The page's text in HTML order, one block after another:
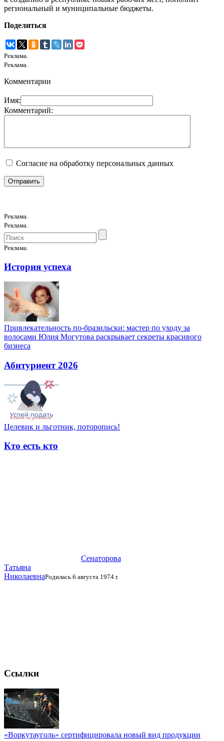
региональный и муниципальные бюджеты.
Поделиться
Реклама.
Реклама.
Комментарии
Имя:
Комментарий:
Согласие на обработку персональных данных
Реклама.
Реклама.
Реклама.
История успеха
Привлекательность по-бразильски: мастер по уходу за
волосами Юлия Могутова раскрывает секреты красивого
бизнеса
Абитуриент 2026
Целевик и льготник, поторопись!
Кто есть кто
Сенаторова
Татьяна
НиколаевнаРодилась 6 августа 1974 г.
Ссылки
«Воркутауголь» сертифицировала новый вид продукции